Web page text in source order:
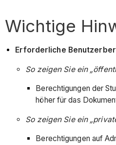
Wichtige
Erforderliche
So zeigen Sie ein
Berechtigungen der
höher für das
So zeigen Sie ein
Berechtigungen auf